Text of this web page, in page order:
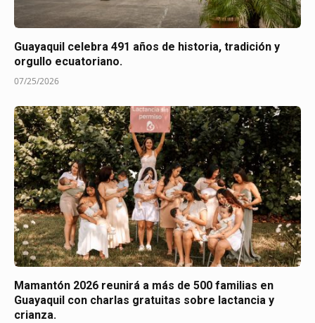
Guayaquil celebra 491 años de historia, tradición y
orgullo ecuatoriano.
07/25/2026
Mamantón 2026 reunirá a más de 500 familias en
Guayaquil con charlas gratuitas sobre lactancia y
crianza.